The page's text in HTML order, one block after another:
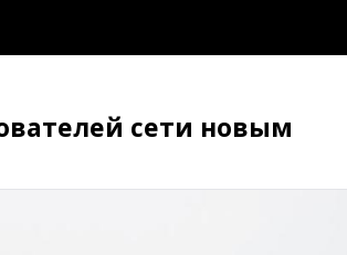
сети новым